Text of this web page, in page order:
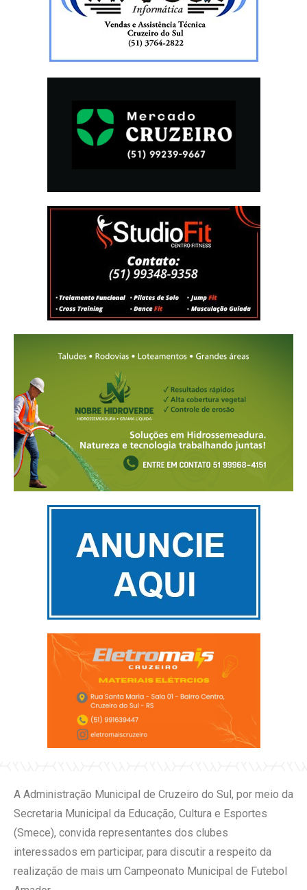
A Administração Municipal de Cruzeiro do Sul, por meio da
Secretaria Municipal da Educação, Cultura e Esportes
(Smece), convida representantes dos clubes
interessados em participar, para discutir a respeito da
realização de mais um Campeonato Municipal de Futebol